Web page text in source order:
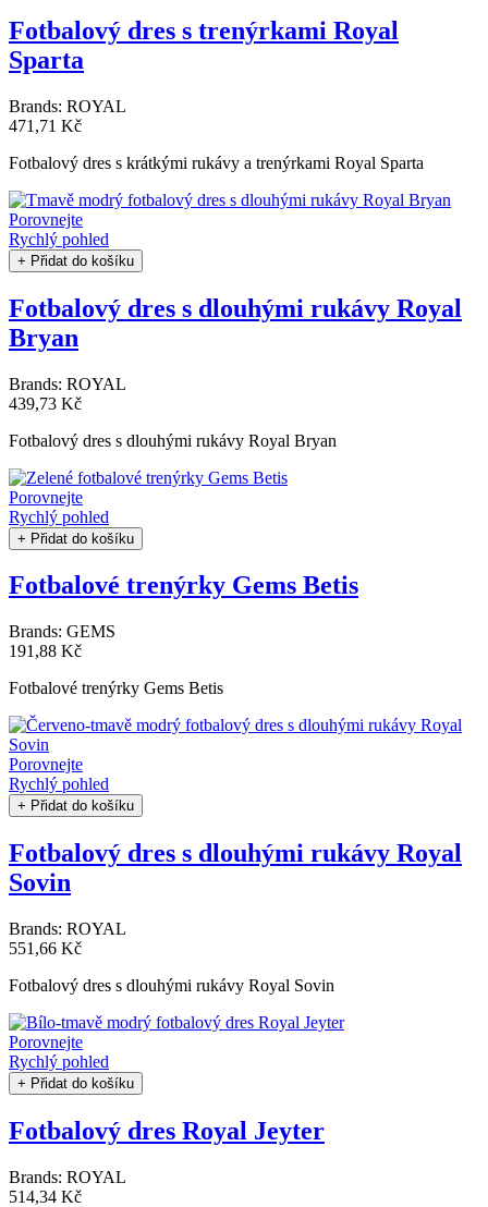
Fotbalový dres s trenýrkami Royal
Sparta
Brands: ROYAL
471,71 Kč
Fotbalový dres s krátkými rukávy a trenýrkami Royal Sparta
Porovnejte
Rychlý pohled
+ Přidat do košíku
Fotbalový dres s dlouhými rukávy Royal
Bryan
Brands: ROYAL
439,73 Kč
Fotbalový dres s dlouhými rukávy Royal Bryan
Porovnejte
Rychlý pohled
+ Přidat do košíku
Fotbalové trenýrky Gems Betis
Brands: GEMS
191,88 Kč
Fotbalové trenýrky Gems Betis
Porovnejte
Rychlý pohled
+ Přidat do košíku
Fotbalový dres s dlouhými rukávy Royal
Sovin
Brands: ROYAL
551,66 Kč
Fotbalový dres s dlouhými rukávy Royal Sovin
Porovnejte
Rychlý pohled
+ Přidat do košíku
Fotbalový dres Royal Jeyter
Brands: ROYAL
514,34 Kč